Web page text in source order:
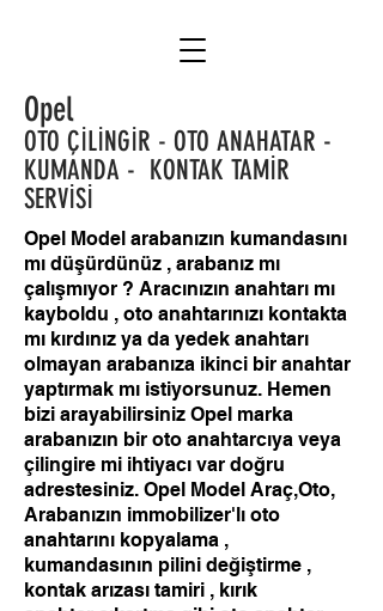
Opel
OTO ÇİLİNGİR - OTO ANAHATAR -
KUMANDA - KONTAK TAMİR
SERVİSİ
Opel Model arabanızın kumandasını
mı düşürdünüz , arabanız mı
çalışmıyor ? Aracınızın anahtarı mı
kayboldu , oto anahtarınızı kontakta
mı kırdınız ya da yedek anahtarı
olmayan arabanıza ikinci bir anahtar
yaptırmak mı istiyorsunuz. Hemen
bizi arayabilirsiniz Opel marka
arabanızın bir oto anahtarcıya veya
çilingire mi ihtiyacı var doğru
adrestesiniz. Opel Model Araç,Oto,
Arabanızın immobilizer'lı oto
anahtarını kopyalama ,
kumandasının pilini değiştirme ,
kontak arızası tamiri , kırık